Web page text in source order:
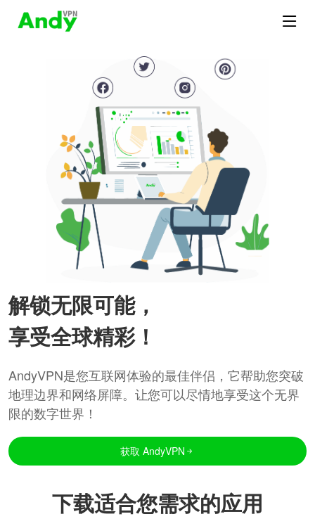
解锁无限可能，
享受全球精彩！
AndyVPN是您互联网体验的最佳伴侣，它帮助您突破
地理边界和网络屏障。让您可以尽情地享受这个无界
限的数字世界！
获取 AndyVPN
下载适合您需求的应用